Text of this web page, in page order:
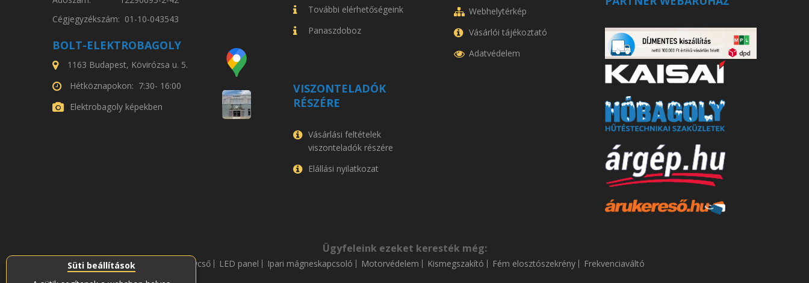
Süti beállítások
Cégjegyzékszám: 01-10-043543
BOLT-ELEKTROBAGOLY
1163 Budapest, Kövirózsa u. 5.
Hétköznapokon: 7:30- 16:00
Elektrobagoly képekben
További elérhetőségeink
Panaszdoboz
VISZONTELADÓK
RÉSZÉRE
Vásárlási feltételek
viszonteladók részére
Elállási nyilatkozat
Webhelytérkép
Vásárlói tájékoztató
Adatvédelem
Ügyfeleink ezeket keresték még:
LED fénycső LED panel Ipari mágneskapcsoló Motorvédelem Kismegszakító Fém elosztószekrény Frekvenciaváltó